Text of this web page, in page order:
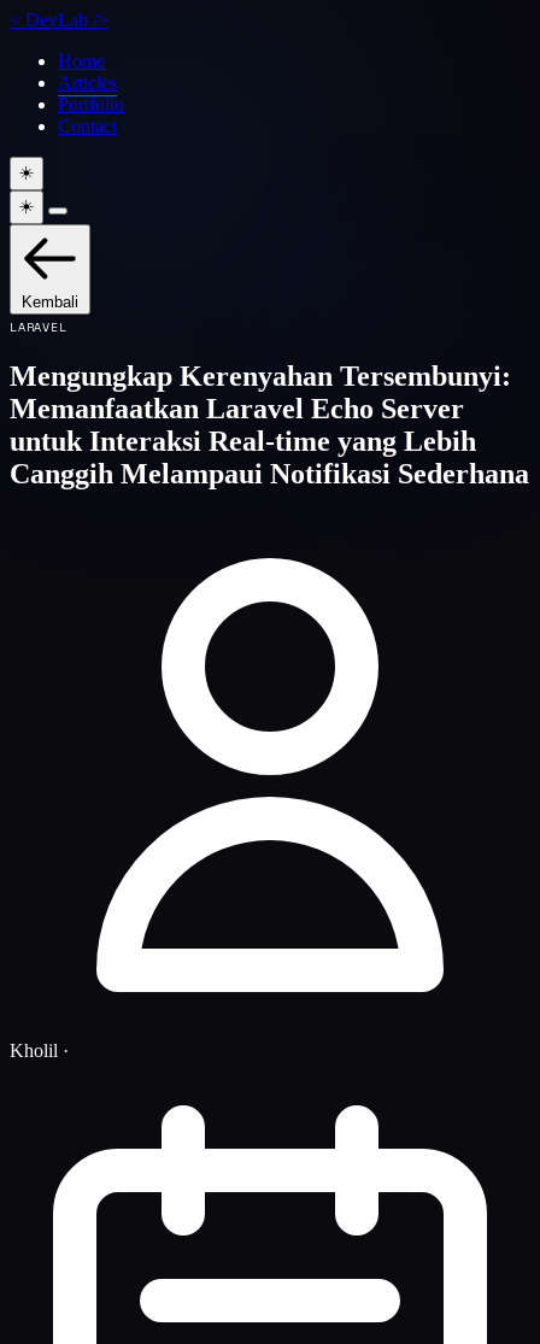
< DevLab />
Home
Articles
Portfolio
Contact
☀️
☀️
Kembali
LARAVEL
Mengungkap Kerenyahan Tersembunyi:
Memanfaatkan Laravel Echo Server
untuk Interaksi Real-time yang Lebih
Canggih Melampaui Notifikasi Sederhana
Kholil ·